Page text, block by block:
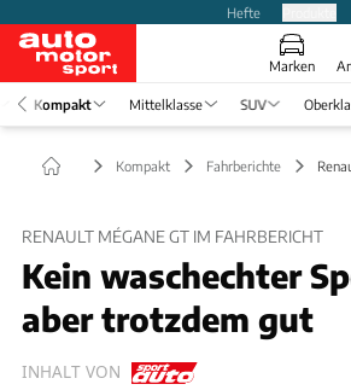
Hefte
Marken
Kompakt Mittelklasse SUV
Kompakt Fahrberichte
RENAULT MÉGANE GT IM FAHRBERICHT
Kein waschechter
aber trotzdem gut
INHALT VON